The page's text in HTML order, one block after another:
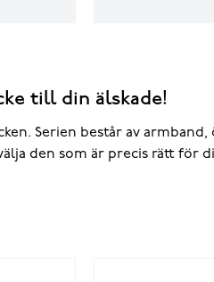
till din älskade!
Serien består av
den som är precis rätt för